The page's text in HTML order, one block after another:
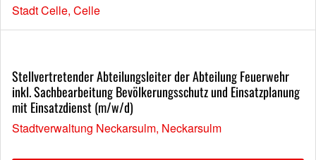
Stadt Celle, Celle
Stellvertretender Abteilungsleiter der Abteilung Feuerwehr
inkl. Sachbearbeitung Bevölkerungsschutz und Einsatzplanung
mit Einsatzdienst (m/w/d)
Stadtverwaltung Neckarsulm, Neckarsulm